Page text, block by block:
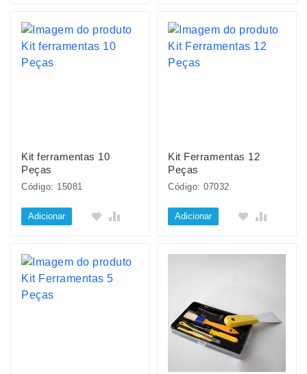
Kit ferramentas 10
Peças
Código: 15081
Adicionar
Kit Ferramentas 12
Peças
Código: 07032
Adicionar